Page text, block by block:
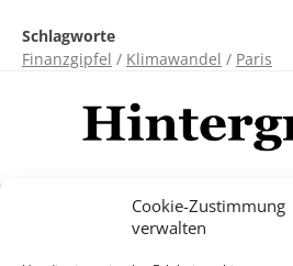
Cookie-Zustimmung
verwalten
Schlagworte
Finanzgipfel / Klimawandel / Paris